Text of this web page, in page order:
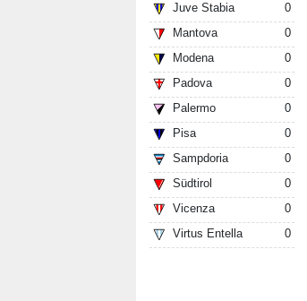
Juve Stabia
0
Mantova
0
Modena
0
Padova
0
Palermo
0
Pisa
0
Sampdoria
0
Südtirol
0
Vicenza
0
Virtus Entella
0